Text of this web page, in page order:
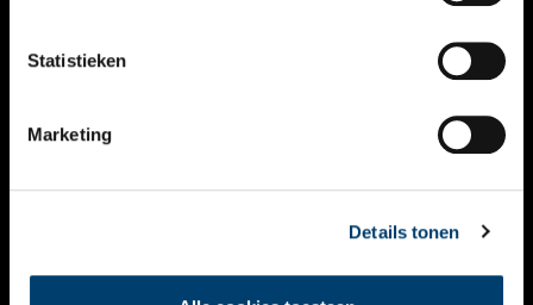
Statistieken
Marketing
Details tonen
THEMA’S
VIDEO’S
CONTACT